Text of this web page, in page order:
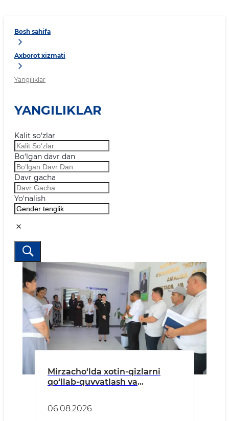
Bosh sahifa
Axborot xizmati
Yangiliklar
YANGILIKLAR
Kalit so‘zlar
Bo‘lgan davr dan
Davr gacha
Yo‘nalish
Mirzacho‘lda xotin-qizlarni
qo‘llab-quvvatlash va
06.08.2026